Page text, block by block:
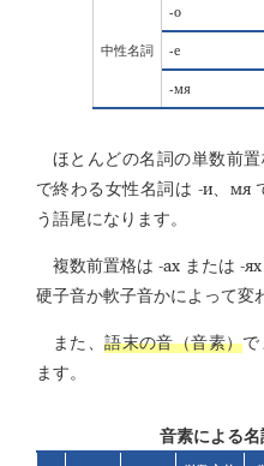
中性名詞
-о
-е
-мя
ほとんどの名詞の単数前置
で終わる女性名詞は -и、 мя
う語尾になります。
複数前置格は -ах または -ях
硬子音か軟子音かによって変
また、語末の音（音素）
ます。
音素による